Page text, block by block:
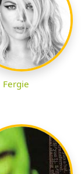
Fergie